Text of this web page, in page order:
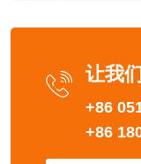
让我
+86
+86